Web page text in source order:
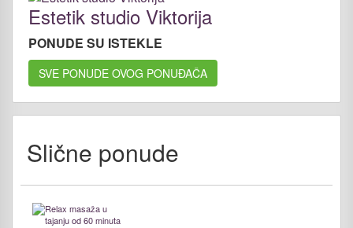
Estetik studio Viktorija
PONUDE SU ISTEKLE
SVE PONUDE OVOG PONUĐAČA
Slične ponude